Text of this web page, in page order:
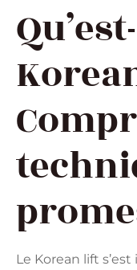
Le Korean lift